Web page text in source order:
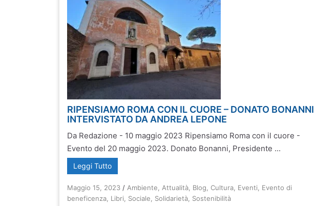
RIPENSIAMO ROMA CON IL CUORE – DONATO BONANNI
INTERVISTATO DA ANDREA LEPONE
Da Redazione - 10 maggio 2023 Ripensiamo Roma con il cuore -
Evento del 20 maggio 2023. Donato Bonanni, Presidente ...
Leggi Tutto
Maggio 15, 2023 / Ambiente Attualità Blog ,Cultura Eventi
Evento di
beneficenza Libri Sociale Solidarietà Sostenibilità